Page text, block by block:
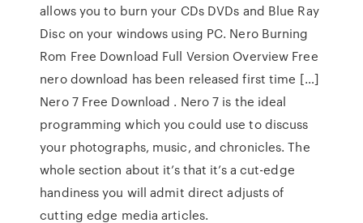
allows you to burn your CDs DVDs and Blue Ray
Disc on your windows using PC. Nero Burning
Rom Free Download Full Version Overview Free
nero download has been released first time […]
Nero 7 Free Download . Nero 7 is the ideal
programming which you could use to discuss
your photographs, music, and chronicles. The
whole section about it’s that it’s a cut-edge
handiness you will admit direct adjusts of
cutting edge media articles.